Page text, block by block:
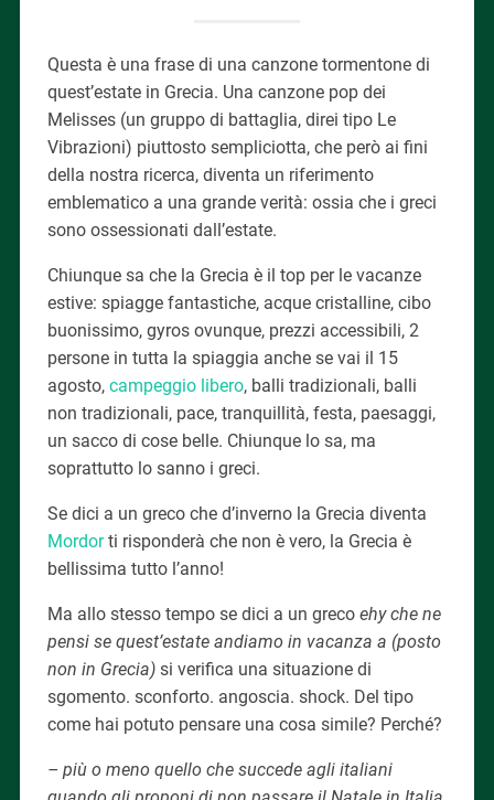
Questa è una frase di una canzone tormentone di
quest’estate in Grecia. Una canzone pop dei
Melisses (un gruppo di battaglia, direi tipo Le
Vibrazioni) piuttosto sempliciotta, che però ai fini
della nostra ricerca, diventa un riferimento
emblematico a una grande verità: ossia che i greci
sono ossessionati dall’estate.
Chiunque sa che la Grecia è il top per le vacanze
estive: spiagge fantastiche, acque cristalline, cibo
buonissimo, gyros ovunque, prezzi accessibili, 2
persone in tutta la spiaggia anche se vai il 15
agosto, campeggio libero, balli tradizionali, balli
non tradizionali, pace, tranquillità, festa, paesaggi,
un sacco di cose belle. Chiunque lo sa, ma
soprattutto lo sanno i greci.
Se dici a un greco che d’inverno la Grecia diventa
Mordorti risponderà che non è vero, la Grecia è
bellissima tutto l’anno!
Ma allo stesso tempo se dici a un greco ehy che ne
pensi se quest’estate andiamo in vacanza a (posto
non in Grecia) si verifica una situazione di
sgomento. sconforto. angoscia. shock. Del tipo
come hai potuto pensare una cosa simile? Perché?
– più o meno quello che succede agli italiani